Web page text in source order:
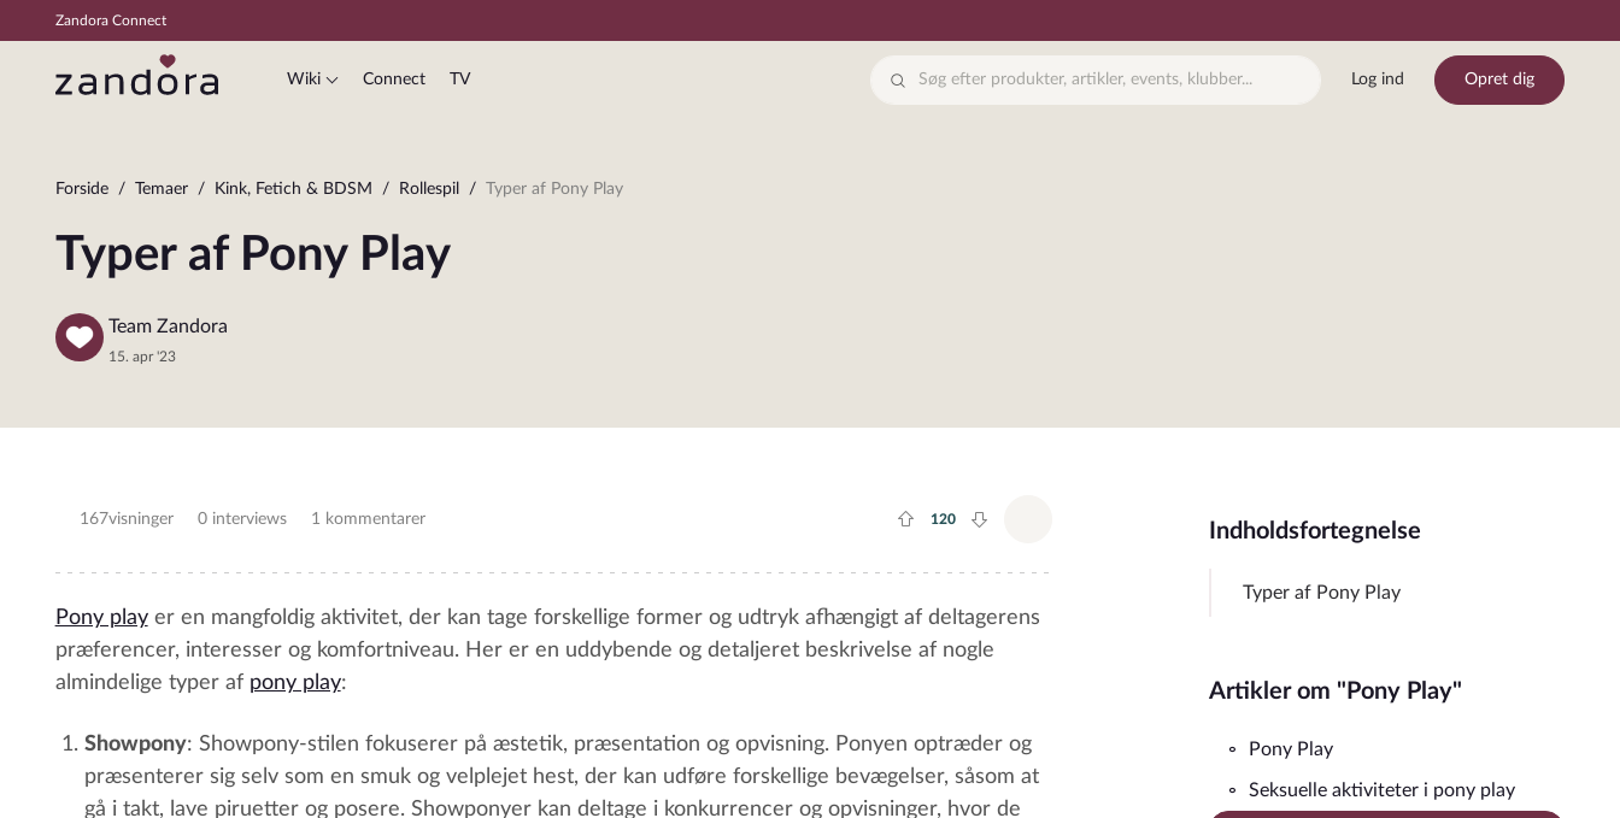
Zandora Connect
Wiki Connect TV Log ind Opret dig
Forside Temaer Kink, Fetich & BDSM Rollespil Typer af Pony Play
Typer af Pony Play
Team Zandora
15. apr '23
167visninger 0 interviews 1 kommentarer
Plus rate
120
Minus rate
Pony player en mangfoldig aktivitet, der kan tage forskellige former og udtryk afhængigt af deltagerens
præferencer, interesser og komfortniveau. Her er en uddybende og detaljeret beskrivelse af nogle
almindelige typer af pony play:
Showpony: Showpony-stilen fokuserer på æstetik, præsentation og opvisning. Ponyen optræder og
præsenterer sig selv som en smuk og velplejet hest, der kan udføre forskellige bevægelser, såsom at
gå i takt, lave piruetter og posere. Showponyer kan deltage i konkurrencer og opvisninger, hvor de
Indholdsfortegnelse
Typer af Pony Play
Artikler om "Pony Play"
Pony Play
Seksuelle aktiviteter i pony play